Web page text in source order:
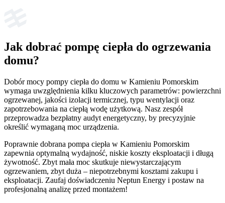
Jak dobrać pompę ciepła do ogrzewania
domu?
Dobór mocy pompy ciepła do domu w Kamieniu Pomorskim
wymaga uwzględnienia kilku kluczowych parametrów: powierzchni
ogrzewanej, jakości izolacji termicznej, typu wentylacji oraz
zapotrzebowania na ciepłą wodę użytkową. Nasz zespół
przeprowadza bezpłatny audyt energetyczny, by precyzyjnie
określić wymaganą moc urządzenia.
Poprawnie dobrana pompa ciepła w Kamieniu Pomorskim
zapewnia optymalną wydajność, niskie koszty eksploatacji i długą
żywotność. Zbyt mała moc skutkuje niewystarczającym
ogrzewaniem, zbyt duża – niepotrzebnymi kosztami zakupu i
eksploatacji. Zaufaj doświadczeniu Neptun Energy i postaw na
profesjonalną analizę przed montażem!